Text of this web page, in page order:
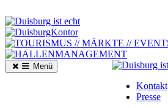
Kontakt
Presse
Menü